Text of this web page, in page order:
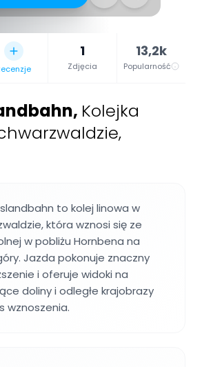
1
Zdjęcia
13,2k
Popularność
, Kolejka
to kolej linowa w
która wznosi się ze
w pobliżu Hornbena na
Jazda pokonuje znaczny
i oferuje widoki na
doliny i odległe krajobrazy
wznoszenia.